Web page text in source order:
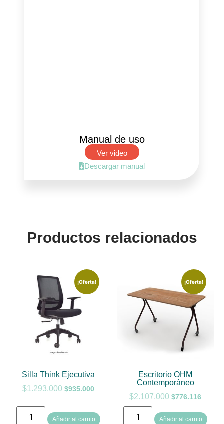
Manual de uso
Ver video
Descargar manual
Productos relacionados
¡Oferta!
Silla Think Ejecutiva
$1.293.000 $935.000
Añadir al carrito
¡Oferta!
Escritorio OHM
Contemporáneo
$2.107.000 $776.116
Añadir al carrito